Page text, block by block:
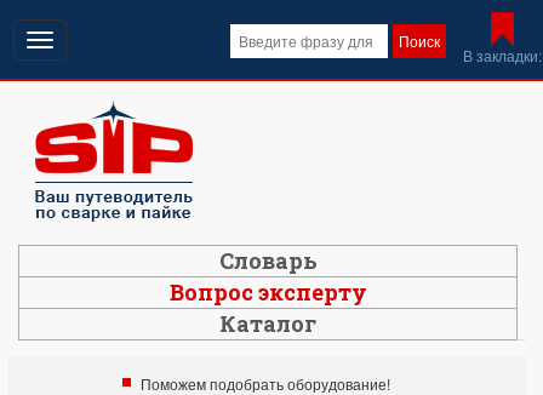
Поиск
В закладки:
Открыть
навигацию
Словарь
Вопрос эксперту
Каталог
Поможем подобрать оборудование!